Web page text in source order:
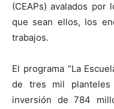
(CEAPs) avalados por
que sean ellos, los
trabajos.
El programa “La
de tres mil planteles
inversión de 784